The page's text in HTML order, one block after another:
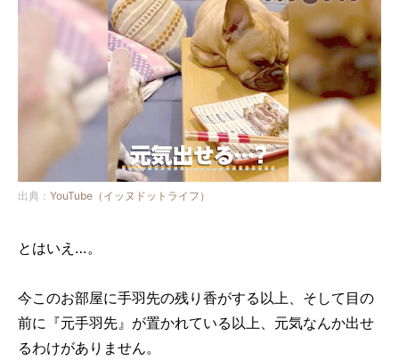
出典： YouTube（イッヌドットライフ）
とはいえ…。
今このお部屋に手羽先の残り香がする以上、そして目の
前に『元手羽先』が置かれている以上、元気なんか出せ
るわけがありません。